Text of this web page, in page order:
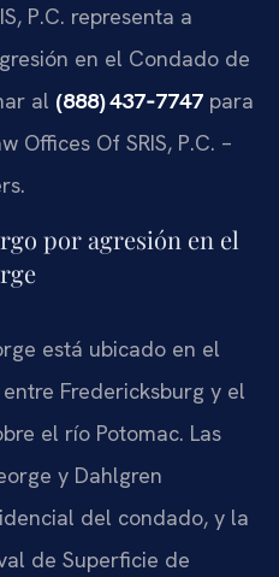
P.C. representa a
en el Condado de
al (888) 437‑7747 para
Offices Of SRIS, P.C. –
por agresión en el
está ubicado en el
Fredericksburg y el
el río Potomac. Las
y Dahlgren
del condado, y la
de Superficie de